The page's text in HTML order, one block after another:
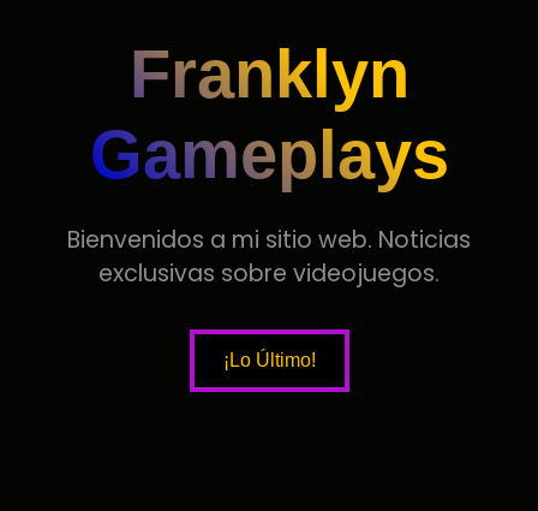
100%
Franklyn
Gameplays
Bienvenidos a mi sitio web. Noticias
exclusivas sobre videojuegos.
¡Lo Último!